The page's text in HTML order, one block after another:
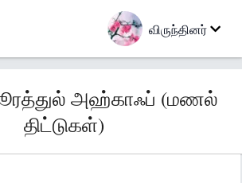
விருந்தினர்
அஹ்காஃப் (மணல்
திட்டுகள்)